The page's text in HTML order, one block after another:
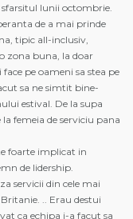
lunii octombrie.
de a mai prinde
tipic all-inclusiv,
zona buna, la doar
pe oameni sa stea pe
sa ne simtit bine-
estival. De la supa
femeia de serviciu pana
foarte implicat in
de lidership.
servicii din cele mai
.. Erau destui
ca echipa i-a facut sa